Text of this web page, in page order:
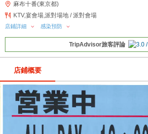
麻布十番(東京都)
KTV,宴會場,派對場地 / 派對會場
店鋪詳細 感染預防
TripAdvisor旅客評論
店鋪概要